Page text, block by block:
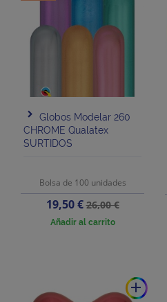
Globos Modelar 260
CHROME Qualatex
SURTIDOS
Bolsa de 100 unidades
Precio
19,50 €Precio
base
26,00 €
Añadir al carrito
add